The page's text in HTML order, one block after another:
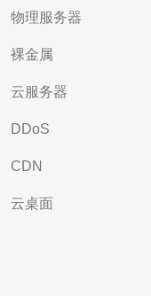
物理服务器
裸金属
云服务器
DDoS
CDN
云桌面